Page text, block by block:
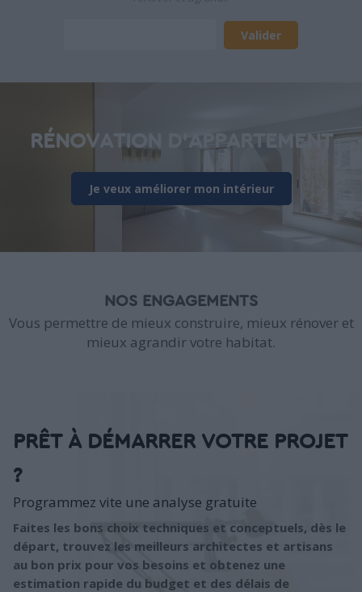
RÉNOVATION D'APPARTEMENT
Je veux améliorer mon intérieur
NOS ENGAGEMENTS
Vous permettre de mieux construire, mieux rénover et
mieux agrandir votre habitat.
PRÊT À DÉMARRER VOTRE PROJET
?
Programmez vite une analyse gratuite
Faites les bons choix techniques et conceptuels, dès le
départ, trouvez les meilleurs architectes et artisans
au bon prix pour vos besoins et obtenez une
estimation rapide du budget et des délais de